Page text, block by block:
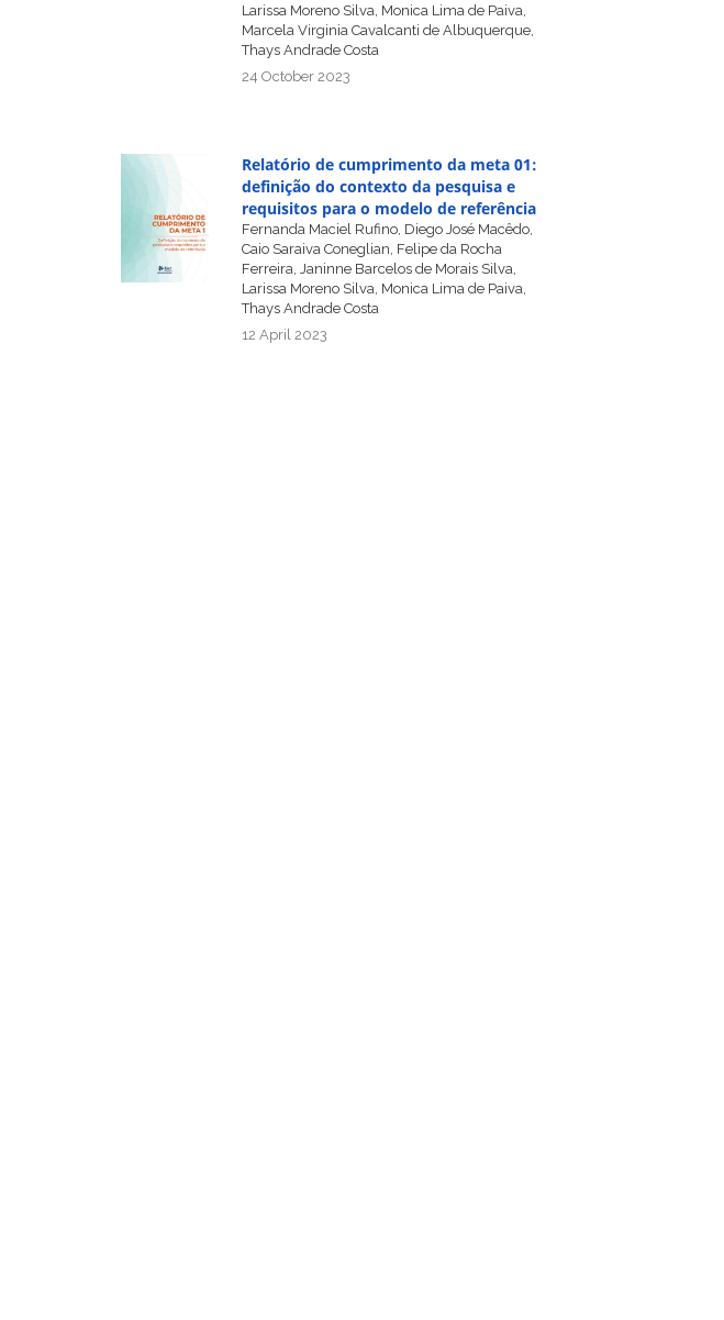
Larissa Moreno Silva, Monica Lima de Paiva,
Marcela Virginia Cavalcanti de Albuquerque,
Thays Andrade Costa
24 October 2023
Relatório de cumprimento da meta 01:
definição do contexto da pesquisa e
requisitos para o modelo de referência
Fernanda Maciel Rufino, Diego José Macêdo,
Caio Saraiva Coneglian, Felipe da Rocha
Ferreira, Janinne Barcelos de Morais Silva,
Larissa Moreno Silva, Monica Lima de Paiva,
Thays Andrade Costa
12 April 2023